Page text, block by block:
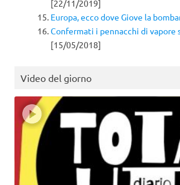
[22/11/2019]
Europa, ecco dove Giove la
Confermati i pennacchi di vapore
[15/05/2018]
Video del giorno